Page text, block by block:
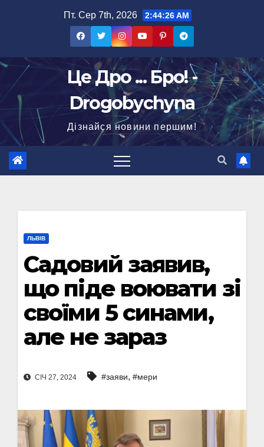
Пт. Сер 7th, 2026 2:44:27 AM
Це Дро ... Бро! -
Drogobychyna
Дізнайся новини першим!
ЛЬВІВ
Садовий заявив,
що піде воювати зі
своїми 5 синами,
але не зараз
СІЧ 27, 2024 #заяви, #мери